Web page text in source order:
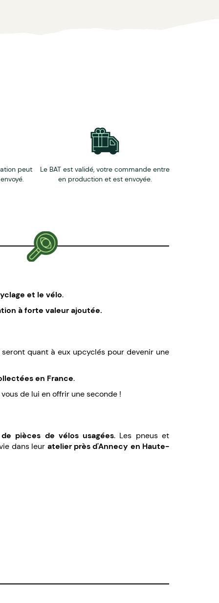
peut
Le BAT est validé, votre commande entre
en production et est envoyée.
et le vélo.
à forte valeur ajoutée.
quant à eux upcyclés pour devenir une
en France.
de lui en offrir une seconde !
pièces de vélos usagées. Les pneus et
dans leur atelier près d'Annecy en Haute-